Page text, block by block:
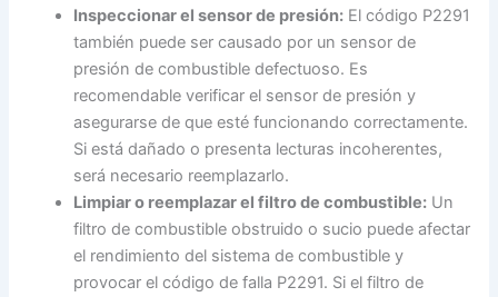
Inspeccionar el sensor de presión: El código P2291
también puede ser causado por un sensor de
presión de combustible defectuoso. Es
recomendable verificar el sensor de presión y
asegurarse de que esté funcionando correctamente.
Si está dañado o presenta lecturas incoherentes,
será necesario reemplazarlo.
Limpiar o reemplazar el filtro de combustible: Un
filtro de combustible obstruido o sucio puede afectar
el rendimiento del sistema de combustible y
provocar el código de falla P2291. Si el filtro de